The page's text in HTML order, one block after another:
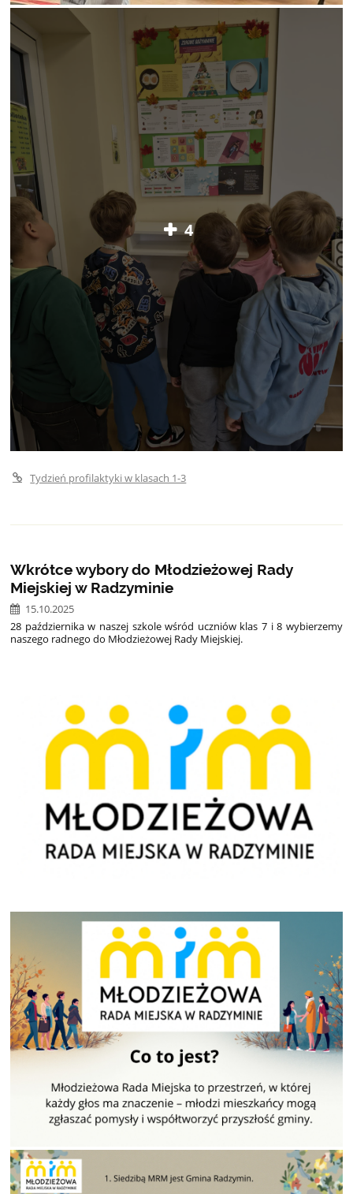
4
Tydzień profilaktyki w klasach 1-3
Wkrótce wybory do Młodzieżowej Rady
Miejskiej w Radzyminie
15.10.2025
28 października w naszej szkole wśród uczniów klas 7 i 8 wybierzemy
naszego radnego do Młodzieżowej Rady Miejskiej.